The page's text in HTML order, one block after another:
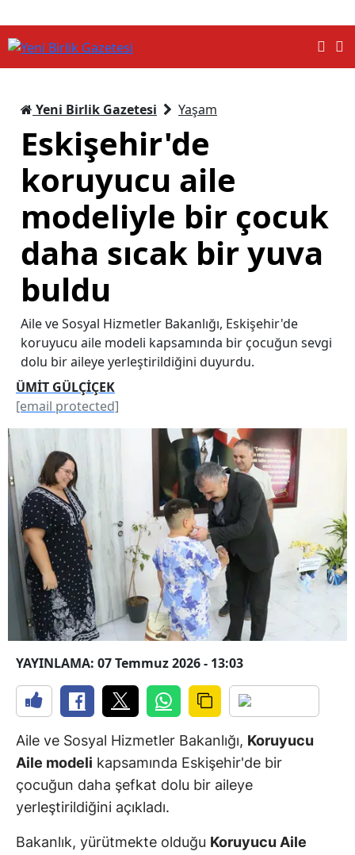
Yeni Birlik Gazetesi Yaşam
Eskişehir'de
koruyucu aile
modeliyle bir çocuk
daha sıcak bir yuva
buldu
Aile ve Sosyal Hizmetler Bakanlığı, Eskişehir'de
koruyucu aile modeli kapsamında bir çocuğun sevgi
dolu bir aileye yerleştirildiğini duyurdu.
ÜMİT GÜLÇİÇEK
[email protected]
YAYINLAMA: 07 Temmuz 2026 - 13:03
Aile ve Sosyal Hizmetler Bakanlığı, Koruyucu
Aile modeli kapsamında Eskişehir'de bir
çocuğun daha şefkat dolu bir aileye
yerleştirildiğini açıkladı.
Bakanlık, yürütmekte olduğu Koruyucu Aile